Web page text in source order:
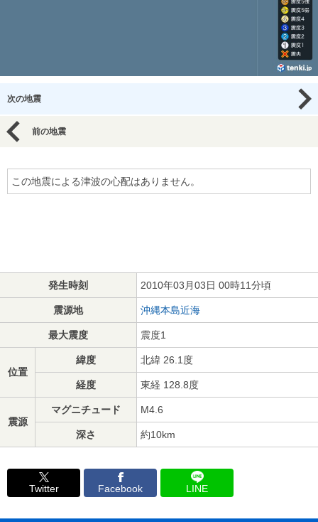
次の地震
前の地震
この地震による津波の心配はありません。
発生時刻 2010年03月03日 00時11分頃
震源地 沖縄本島近海
最大震度 震度1
位置
緯度 北緯 26.1度
経度 東経 128.8度
震源
マグニチュード M4.6
深さ 約10km
Twitter Facebook LINE